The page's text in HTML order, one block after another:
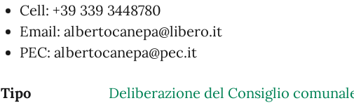
Cell: +39 339 3448780
Email: albertocanepa@libero.it
PEC: albertocanepa@pec.it
Tipo
Deliberazione del Consiglio